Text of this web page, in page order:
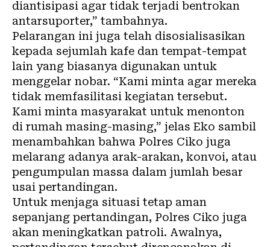
diantisipasi agar tidak terjadi bentrokan
antarsuporter,” tambahnya.
Pelarangan ini juga telah disosialisasikan
kepada sejumlah kafe dan tempat-tempat
lain yang biasanya digunakan untuk
menggelar nobar. “Kami minta agar mereka
tidak memfasilitasi kegiatan tersebut.
Kami minta masyarakat untuk menonton
di rumah masing-masing,” jelas Eko sambil
menambahkan bahwa Polres Ciko juga
melarang adanya arak-arakan, konvoi, atau
pengumpulan massa dalam jumlah besar
usai pertandingan.
Untuk menjaga situasi tetap aman
sepanjang pertandingan, Polres Ciko juga
akan meningkatkan patroli. Awalnya,